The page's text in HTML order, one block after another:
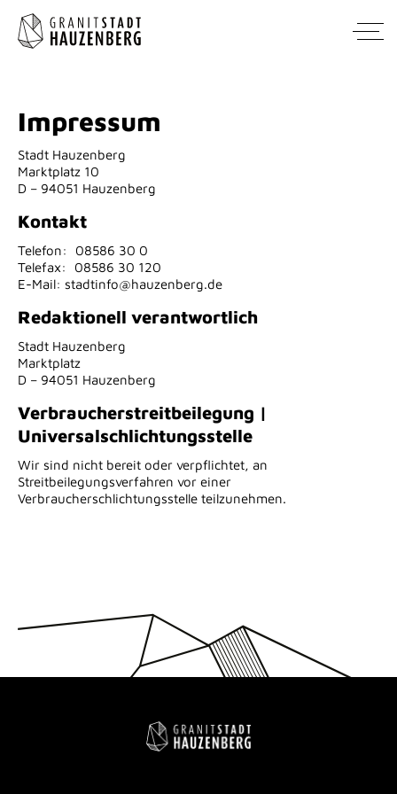
Zum
Inhalt
springen
Impressum
Stadt Hauzenberg
Marktplatz 10
D – 94051 Hauzenberg
Kontakt
Telefon:
08586 30 0
Telefax:
08586 30 120
E-Mail: stadtinfo@hauzenberg.de
Redaktionell verantwortlich
Stadt Hauzenberg
Marktplatz
D – 94051 Hauzenberg
Verbraucher­streit­beilegung |
Universal­schlichtungs­stelle
Wir sind nicht bereit oder verpflichtet, an
Streitbeilegungsverfahren vor einer
Verbraucherschlichtungsstelle teilzunehmen.